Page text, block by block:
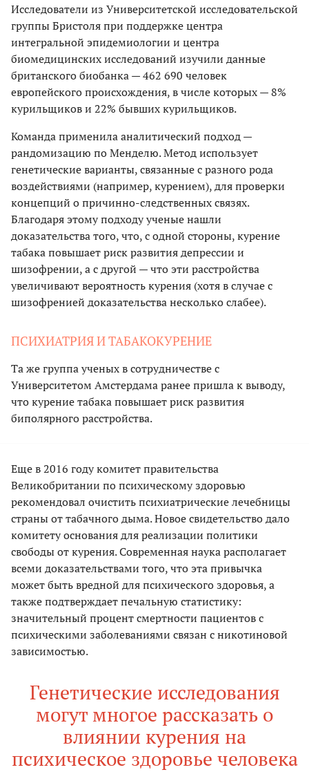
Исследователи из Университетской исследовательской
группы Бристоля при поддержке центра
интегральной эпидемиологии и центра
биомедицинских исследований изучили данные
британского биобанка — 462 690 человек
европейского происхождения, в числе которых — 8%
курильщиков и 22% бывших курильщиков.
Команда применила аналитический подход —
рандомизацию по Менделю. Метод использует
генетические варианты, связанные с разного рода
воздействиями (например, курением), для проверки
концепций о причинно-следственных связях.
Благодаря этому подходу ученые нашли
доказательства того, что, с одной стороны, курение
табака повышает риск развития депрессии и
шизофрении, а с другой — что эти расстройства
увеличивают вероятность курения (хотя в случае с
шизофренией доказательства несколько слабее).
ПСИХИАТРИЯ И ТАБАКОКУРЕНИЕ
Та же группа ученых в сотрудничестве с
Университетом Амстердама ранее пришла к выводу,
что курение табака повышает риск развития
биполярного расстройства.
Еще в 2016 году комитет правительства
Великобритании по психическому здоровью
рекомендовал очистить психиатрические лечебницы
страны от табачного дыма. Новое свидетельство дало
комитету основания для реализации политики
свободы от курения. Современная наука располагает
всеми доказательствами того, что эта привычка
может быть вредной для психического здоровья, а
также подтверждает печальную статистику:
значительный процент смертности пациентов с
психическими заболеваниями связан с никотиновой
зависимостью.
Генетические исследования
могут многое рассказать о
влиянии курения на
психическое здоровье человека